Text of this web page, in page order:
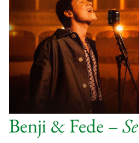
Benji & Fede –